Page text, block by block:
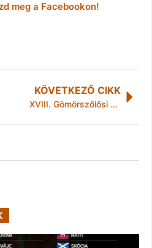
meg a Facebookon!
KÖVETKEZŐ CIKK
XVIII. Gömörszőlősi Paraszt-Wellness – „Itt a tavasz, talpra városi paraszt!”